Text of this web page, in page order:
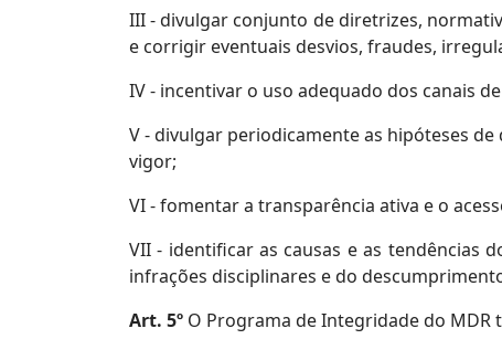
III - divulgar conjunto de diretrizes,
e corrigir eventuais desvios, fraudes,
IV - incentivar o uso adequado dos canais
V - divulgar periodicamente as hipóteses
vigor;
VI - fomentar a transparência ativa e o
VII - identificar as causas e as tendências
infrações disciplinares e do
Art. 5º O Programa de Integridade do